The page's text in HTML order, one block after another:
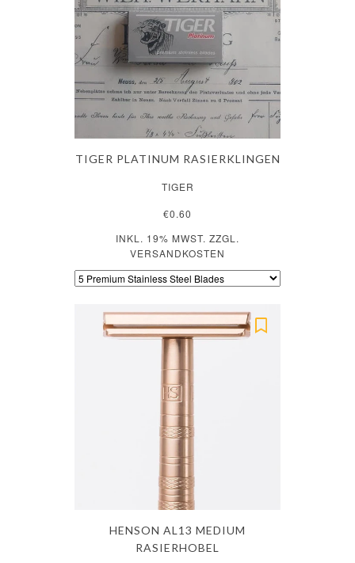
TIGER PLATINUM RASIERKLINGEN
TIGER
€0.60
INKL. 19% MWST. ZZGL.
VERSANDKOSTEN
HENSON AL13 MEDIUM
RASIERHOBEL